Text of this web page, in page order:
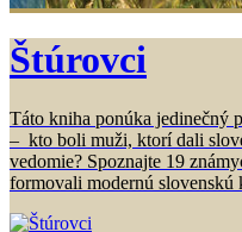
Štúrovci
Táto kniha ponúka jedinečný
– kto boli muži, ktorí dali
vedomie? Spoznajte 19
formovali modernú slovenskú